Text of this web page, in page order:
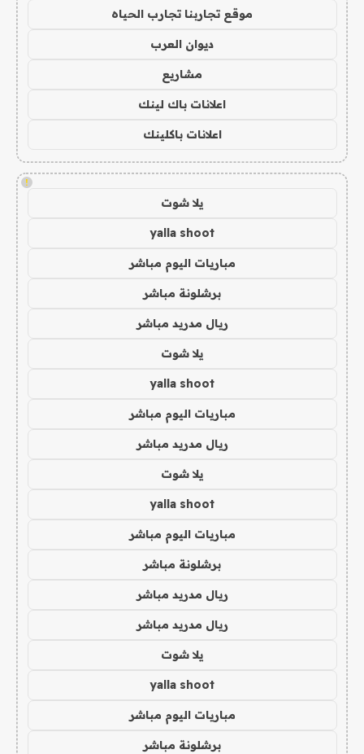
موقع تجاربنا تجارب الحياه
ديوان العرب
مشاريع
اعلانات باك لينك
اعلانات باكلينك
!
يلا شوت
yalla shoot
مباريات اليوم مباشر
برشلونة مباشر
ريال مدريد مباشر
يلا شوت
yalla shoot
مباريات اليوم مباشر
ريال مدريد مباشر
يلا شوت
yalla shoot
مباريات اليوم مباشر
برشلونة مباشر
ريال مدريد مباشر
ريال مدريد مباشر
يلا شوت
yalla shoot
مباريات اليوم مباشر
برشلونة مباشر